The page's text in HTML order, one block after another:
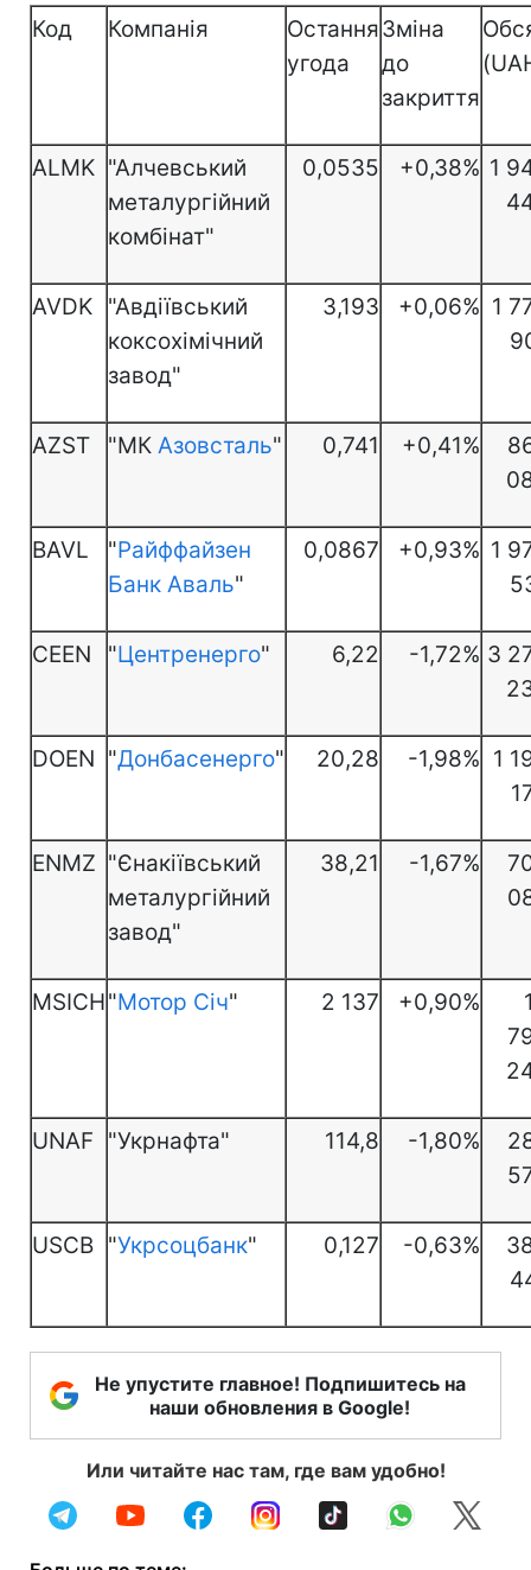
Код Компанія
Остання
угода
Зміна
до
закриття
ALMK "Алчевський
металургійний
комбінат"
0,0535 +0,38% 1
AVDK
"Авдіївський
коксохімічний
завод"
3,193 +0,06% 1
AZST "МК Азовсталь" 0,741 +0,41%
BAVL "Райффайзен
Банк Аваль"
0,0867 +0,93% 1
CEEN "Центренерго" 6,22 -1,72% 3
DOEN "Донбасенерго" 20,28 -1,98% 1
ENMZ "Єнакіївський
металургійний
завод"
38,21 -1,67%
MSICH"Мотор Січ" 2 137 +0,90%
UNAF "Укрнафта" 114,8 -1,80%
USCB "Укрсоцбанк" 0,127 -0,63%
Не упустите главное! Подпишитесь на
наши обновления в Google!
Или читайте нас там, где вам удобно!